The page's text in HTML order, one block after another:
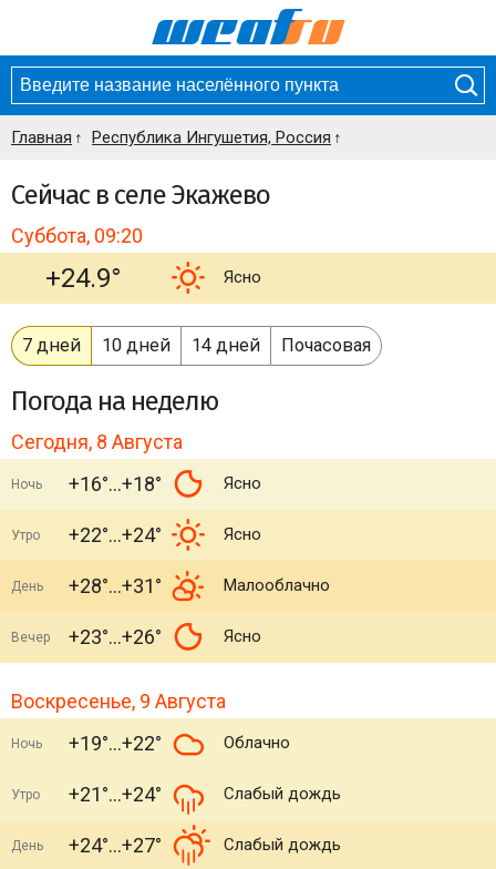
Главная Республика Ингушетия, Россия
Сейчас в селе Экажево
Суббота, 09:20
+24.9° Ясно
7 дней 10 дней 14 дней Почасовая
Погода на неделю
Сегодня, 8 Августа
Ночь +16° +18° Ясно
Утро +22° +24° Ясно
День +28° +31° Малооблачно
Вечер +23° +26° Ясно
Воскресенье, 9 Августа
Ночь +19° +22° Облачно
Утро +21° +24° Слабый дождь
День +24° +27° Слабый дождь